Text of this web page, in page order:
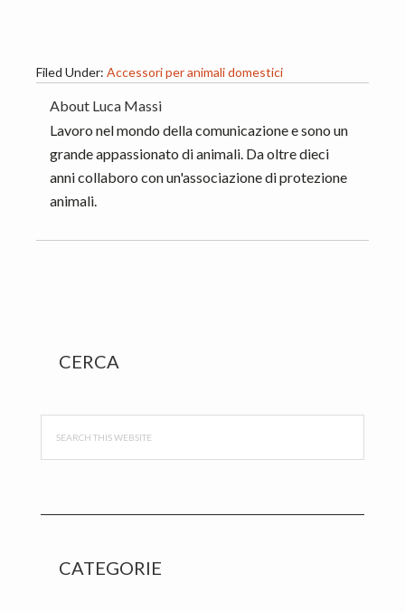
Filed Under: Accessori per animali domestici
About Luca Massi
Lavoro nel mondo della comunicazione e sono un
grande appassionato di animali. Da oltre dieci
anni collaboro con un'associazione di protezione
animali.
Primary
CERCA
CATEGORIE